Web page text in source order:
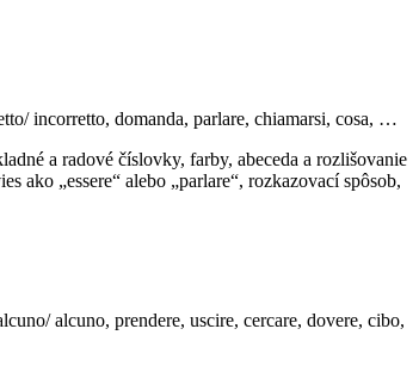
incorretto, domanda, parlare, chiamarsi, cosa, …
a radové číslovky, farby, abeceda a rozlišovanie
ako „essere“ alebo „parlare“, rozkazovací spôsob,
alcuno, prendere, uscire, cercare, dovere, cibo,